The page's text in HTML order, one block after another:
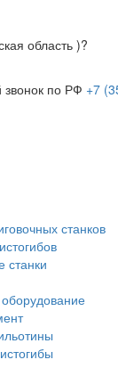
область )?
звонок по РФ +7
станков
станки